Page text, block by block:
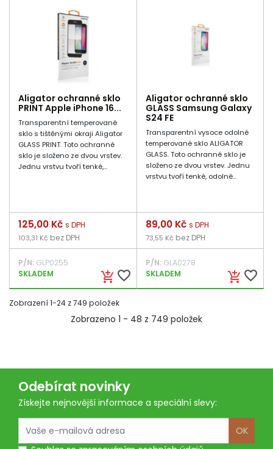
Aligator ochranné sklo
PRINT Apple iPhone 16...
Transparentní temperované
sklo s tištěnými okraji Aligator
GLASS PRINT. Toto ochranné
sklo je složeno ze dvou vrstev.
Jednu vrstvu tvoří tenké,...
add_shopping_cart favorite_border
Cena
125,00 Kč s DPH
103,31 Kč bez DPH
P/N: GLP0255
SKLADEM
Aligator ochranné sklo
GLASS Samsung Galaxy
S24 FE
Transparentní vysoce odolné
temperované sklo ALIGATOR
GLASS. Toto ochranné sklo je
složeno ze dvou vrstev. Jednu
vrstvu tvoří tenké, odolné...
add_shopping_cart favorite_border
Cena
89,00 Kč s DPH
73,55 Kč bez DPH
P/N:GLA0278
SKLADEM
Zobrazení 1-24 z 749 položek
Zobrazeno 1 - 48 z 749 položek
Odebírat novinky
Získejte nejnovější informace a speciální slevy:
OK